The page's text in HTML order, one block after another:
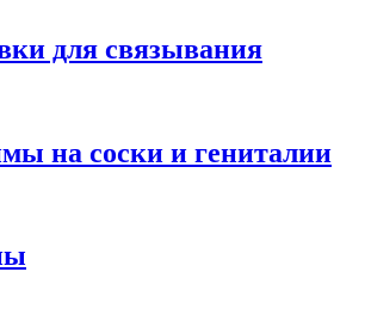
для связывания
на соски и гениталии